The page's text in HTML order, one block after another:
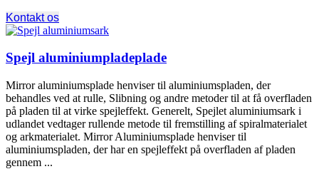
Kontakt os
Spejl aluminiumpladeplade
Mirror aluminiumsplade henviser til aluminiumspladen, der
behandles ved at rulle, Slibning og andre metoder til at få overfladen
på pladen til at virke spejleffekt. Generelt, Spejlet aluminiumsark i
udlandet vedtager rullende metode til fremstilling af spiralmaterialet
og arkmaterialet. Mirror Aluminiumsplade henviser til
aluminiumspladen, der har en spejleffekt på overfladen af ​​pladen
gennem ...